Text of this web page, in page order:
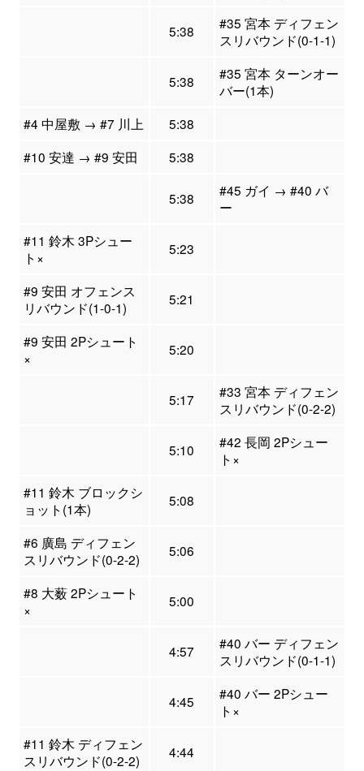
5:38
#35 宮本 ディフェン
スリバウンド(0-1-1)
5:38
#35 宮本 ターンオー
バー(1本)
#4 中屋敷 → #7 川上
5:38
#10 安達 → #9 安田
5:38
5:38
#45 ガイ → #40 バ
ー
#11 鈴木 3Pシュー
ト×
5:23
#9 安田 オフェンス
リバウンド(1-0-1)
5:21
#9 安田 2Pシュート
×
5:20
5:17
#33 宮本 ディフェン
スリバウンド(0-2-2)
5:10
#42 長岡 2Pシュー
ト×
#11 鈴木 ブロックシ
ョット(1本)
5:08
#6 廣島 ディフェン
スリバウンド(0-2-2)
5:06
#8 大薮 2Pシュート
×
5:00
4:57
#40 バー ディフェン
スリバウンド(0-1-1)
4:45
#40 バー 2Pシュー
ト×
#11 鈴木 ディフェン
スリバウンド(0-2-2)
4:44